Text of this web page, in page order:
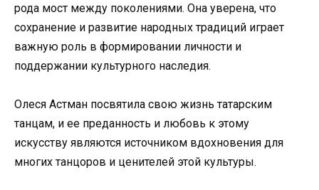
рода мост между поколениями. Она уверена, что
сохранение и развитие народных традиций играет
важную роль в формировании личности и
поддержании культурного наследия.
Олеся Астман посвятила свою жизнь татарским
танцам, и ее преданность и любовь к этому
искусству являются источником вдохновения для
многих танцоров и ценителей этой культуры.